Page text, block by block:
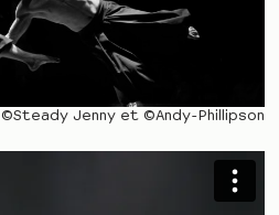
©Steady Jenny et ©Andy-Phillipson